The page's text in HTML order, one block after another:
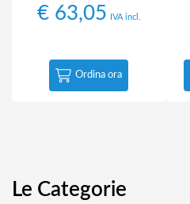
€63,05 IVA incl.
Ordina ora
Le Categorie